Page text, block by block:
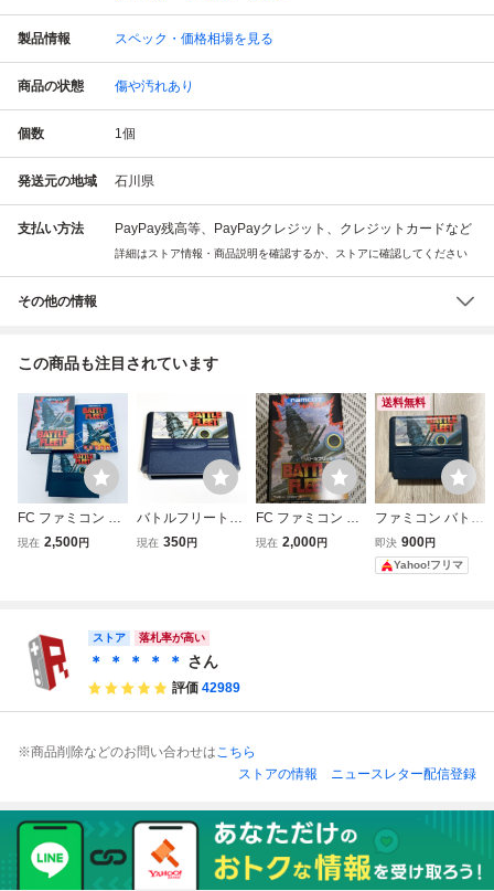
製品情報 スペック・価格相場を見る
商品の状態 傷や汚れあり
個数 1個
発送元の地域 石川県
支払い方法 PayPay残高等、PayPayクレジット、クレジットカードなど
詳細はストア情報・商品説明を確認するか、ストアに確認してください
その他の情報
この商品も注目されています
FC ファミコン バ
トルフリート ソフ
現在 2,500円
バトルフリート
【動作確認済】８
現在 350円
FC ファミコン ナ
ムコ バトルフリー
現在 2,000円
送料無料
ファミコン バトル
フリート
即決 900円
Yahoo!フリマ
ストア 落札率が高い
＊ ＊ ＊ ＊ ＊ さん
評価 42989
※商品削除などのお問い合わせはこちら
ストアの情報
ニュースレター配信登録